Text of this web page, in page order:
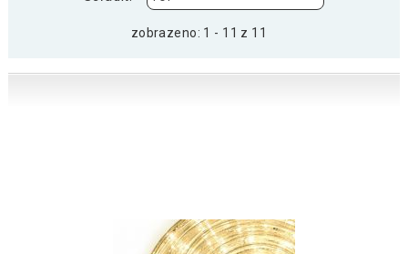
zobrazeno: 1 - 11 z 11